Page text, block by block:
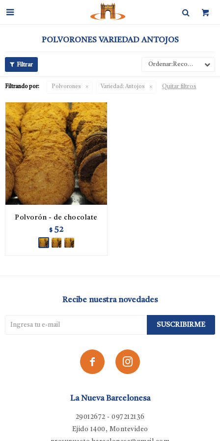

POLVORONES VARIEDAD ANTOJOS
Recomendados
Filtrando por: Polvorones Variedad: Antojos Quitar filtros
Polvorón - de chocolate
$ 52
La Nueva Barcelonesa
29012672 - 097212136
Ejido 1400, Montevideo
Recibe nuestra novedades
SUSCRIBIRME
 